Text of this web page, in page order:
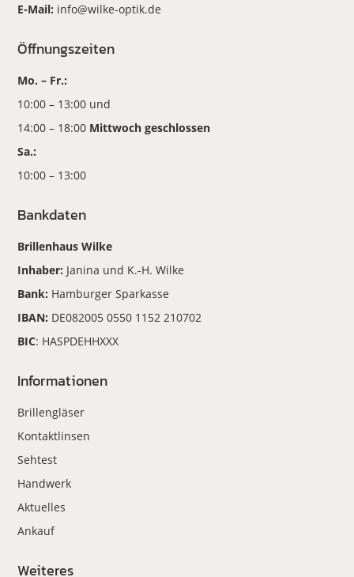
E-Mail: info@wilke-optik.de
Öffnungszeiten
Mo. – Fr.:
10:00 – 13:00 und
14:00 – 18:00 Mittwoch geschlossen
Sa.:
10:00 – 13:00
Bankdaten
Brillenhaus Wilke
Inhaber: Janina und K.-H. Wilke
Bank: Hamburger Sparkasse
IBAN: DE082005 0550 1152 210702
BIC: HASPDEHHXXX
Informationen
Brillengläser
Kontaktlinsen
Sehtest
Handwerk
Aktuelles
Ankauf
Weiteres